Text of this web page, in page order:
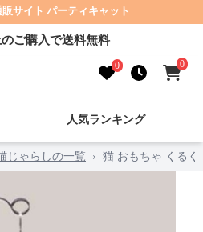
サイト パーティキャット
ご購入で送料無料
0 0
人気ランキング
じゃらしの一覧 › 猫 おもちゃ くるく